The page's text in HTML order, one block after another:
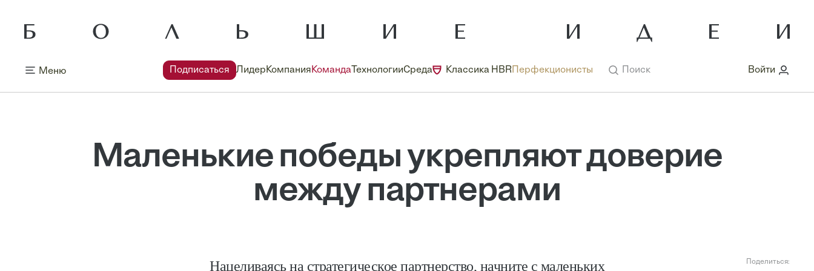
Меню Подписаться ЛидерКомпанияКоманда ТехнологииСреда Классика HBR Перфекционисты Поиск Войти
Маленькие победы укрепляют доверие
между партнерами
Нацеливаясь на стратегическое партнерство, начните с маленьких Поделиться: